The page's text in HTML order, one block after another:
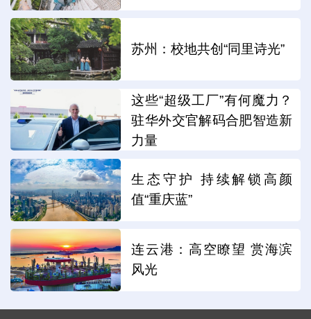
苏州：校地共创“同里诗光”
这些“超级工厂”有何魔力？
驻华外交官解码合肥智造新
力量
生态守护 持续解锁高颜
值“重庆蓝”
连云港：高空瞭望 赏海滨
风光